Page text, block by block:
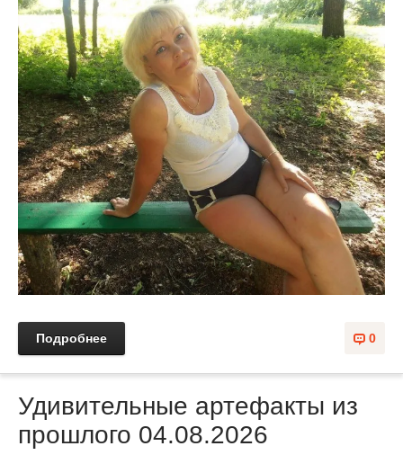
0
Подробнее
Удивительные артефакты из
прошлого 04.08.2026